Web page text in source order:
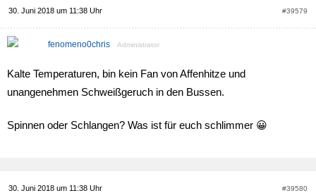
30. Juni 2018 um 11:38 Uhr #39579
fenomeno0chris Administrator
Kalte Temperaturen, bin kein Fan von Affenhitze und
unangenehmen Schweißgeruch in den Bussen.
Spinnen oder Schlangen? Was ist für euch schlimmer 😀
30. Juni 2018 um 11:38 Uhr #39580